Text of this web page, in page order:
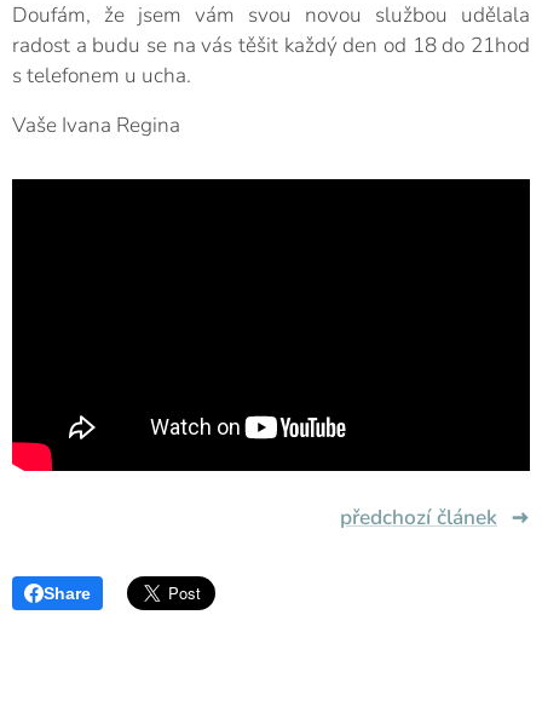
Doufám, že jsem vám svou novou službou udělala
radost a budu se na vás těšit každý den od 18 do 21hod
s telefonem u ucha.
Vaše Ivana Regina
předchozí článek
Share